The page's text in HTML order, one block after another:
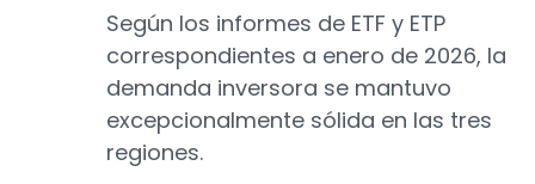
Según los informes de ETF y ETP
correspondientes a enero de 2026, la
demanda inversora se mantuvo
excepcionalmente sólida en las tres
regiones.